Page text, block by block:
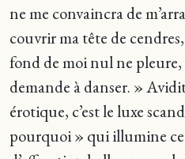
ne me convaincra de
couvrir ma tête de
fond de moi nul ne
demande à danser. »
érotique, c’est le luxe
pourquoi » qui illumine